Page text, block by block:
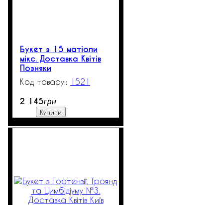
Букет з 15 матіоли
мікс. Доставка Квітів
Позняки
1521
2 145грн
Купити